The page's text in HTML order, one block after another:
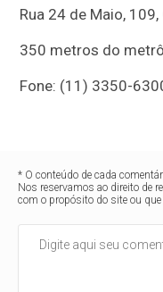
Rua 24 de Maio,
350 metros do
Fone: (11) 3350-
* O conteúdo de cada
Nos reservamos ao direito de
com o propósito do site ou